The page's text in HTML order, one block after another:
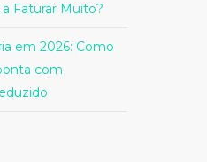
Faturar Muito?
em 2026: Como
com